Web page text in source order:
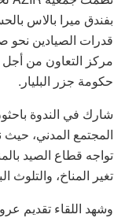
بفندق ميرا بالاس
قدرات الصيادين نحو
حكومة جزر البليار.
شارك في الندوة
المجتمع المدني، حيث
تواجه قطاع الصيد
تغير المناخ، والتلوث
وشهد اللقاء تقديم